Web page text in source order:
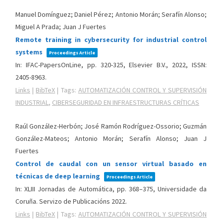
Manuel Domínguez; Daniel Pérez; Antonio Morán; Serafín Alonso;
Miguel A Prada; Juan J Fuertes
Remote training in cybersecurity for industrial control
systems
Proceedings Article
In: IFAC-PapersOnLine, pp. 320-325,Elsevier B.V., 2022,ISSN:
2405-8963.
Links | BibTeX | Tags: AUTOMATIZACIÓN CONTROL Y SUPERVISIÓN
INDUSTRIAL, CIBERSEGURIDAD EN INFRAESTRUCTURAS CRÍTICAS
Raúl González-Herbón; José Ramón Rodríguez-Ossorio; Guzmán
González-Mateos; Antonio Morán; Serafín Alonso; Juan J
Fuertes
Control de caudal con un sensor virtual basado en
técnicas de deep learning
Proceedings Article
In:XLIII Jornadas de Automática, pp. 368–375, Universidade da
Coruña. Servizo de Publicacións 2022.
Links | BibTeX | Tags: AUTOMATIZACIÓN CONTROL Y SUPERVISIÓN